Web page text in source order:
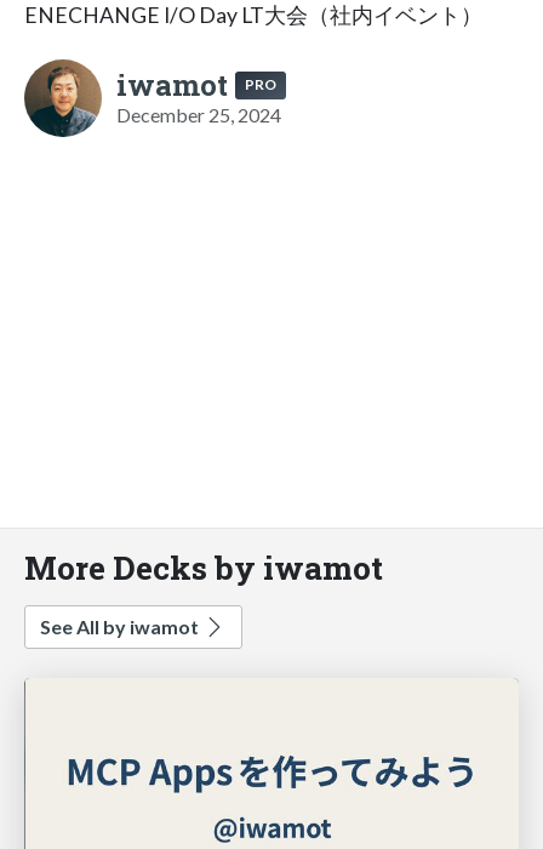
ENECHANGE I/O Day LT⼤会（社内イベント）
iwamot PRO
December 25, 2024
More Decks by iwamot
See All by iwamot